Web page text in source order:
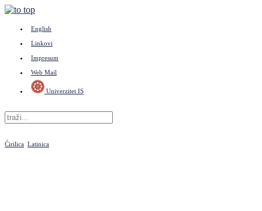
English
Linkovi
Impresum
Web Mail
Univerzitet IS
Ćirilica Latinica